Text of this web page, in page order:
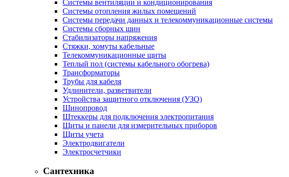
Системы вентиляции и кондиционирования
Системы отопления жилых помещений
Системы передачи данных и телекоммуникационные системы
Системы сборных шин
Стабилизаторы напряжения
Стяжки, хомуты кабельные
Телекоммуникационные щиты
Теплый пол (системы кабельного обогрева)
Трансформаторы
Трубы для кабеля
Удлинители, разветвители
Устройства защитного отключения (УЗО)
Шинопровод
Штеккеры для подключения электропитания
Щиты и панели для измерительных приборов
Щиты учета
Электродвигатели
Электросчетчики
Сантехника